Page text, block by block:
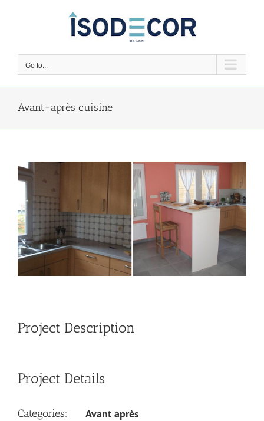
Go to...
Avant-après cuisine
Project Description
Project Details
Categories:
Avant après